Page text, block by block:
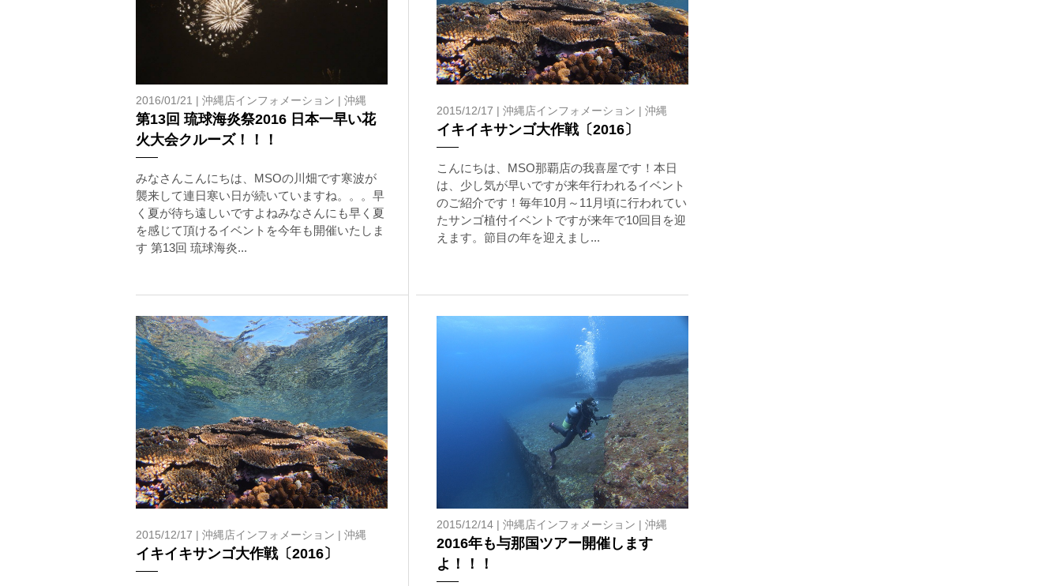
2016/01/21 | 沖縄店インフォメーション | 沖縄
第13回 琉球海炎祭2016 日本一早い花
火大会クルーズ！！！
みなさんこんにちは、MSOの川畑です寒波が
襲来して連日寒い日が続いていますね。。。早
く夏が待ち遠しいですよねみなさんにも早く夏
を感じて頂けるイベントを今年も開催いたしま
す 第13回 琉球海炎...
2015/12/17 | 沖縄店インフォメーション | 沖縄
イキイキサンゴ大作戦〔2016〕
こんにちは、MSO那覇店の我喜屋です！本日
は、少し気が早いですが来年行われるイベント
のご紹介です！毎年10月～11月頃に行われてい
たサンゴ植付イベントですが来年で10回目を迎
えます。節目の年を迎えまし...
2015/12/17 | 沖縄店インフォメーション | 沖縄
イキイキサンゴ大作戦〔2016〕
2015/12/14 | 沖縄店インフォメーション | 沖縄
2016年も与那国ツアー開催します
よ！！！